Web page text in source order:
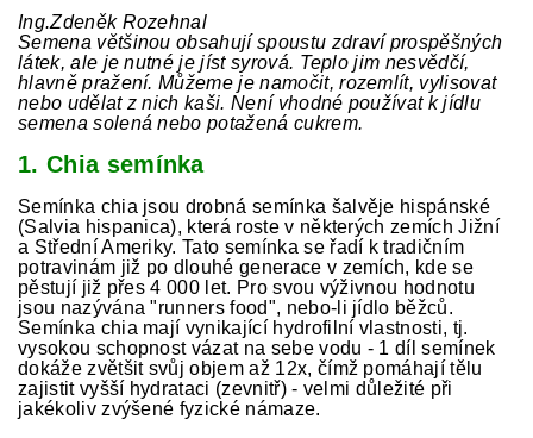
Ing.Zdeněk Rozehnal
Semena většinou obsahují spoustu zdraví prospěšných
látek, ale je nutné je jíst syrová. Teplo jim nesvědčí,
hlavně pražení. Můžeme je namočit, rozemlít, vylisovat
nebo udělat z nich kaši. Není vhodné používat k jídlu
semena solená nebo potažená cukrem.
1. Chia semínka
Semínka chia jsou drobná semínka šalvěje hispánské
(Salvia hispanica), která roste v některých zemích Jižní
a Střední Ameriky. Tato semínka se řadí k tradičním
potravinám již po dlouhé generace v zemích, kde se
pěstují již přes 4 000 let. Pro svou výživnou hodnotu
jsou nazývána "runners food", nebo-li jídlo běžců.
Semínka chia mají vynikající hydrofilní vlastnosti, tj.
vysokou schopnost vázat na sebe vodu - 1 díl semínek
dokáže zvětšit svůj objem až 12x, čímž pomáhají tělu
zajistit vyšší hydrataci (zevnitř) - velmi důležité při
jakékoliv zvýšené fyzické námaze.